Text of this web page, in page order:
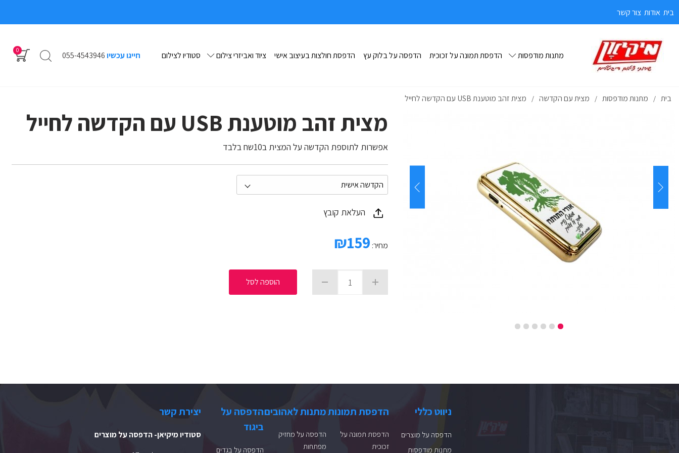
בית אודות צור קשר
מתנות מודפסות הדפסת תמונה על זכוכית הדפסה על בלוק עץ הדפסת חולצות בעיצוב אישי ציוד ואביזרי צילום סטודיו לצילום 0 חייגו עכשיו055-4543946
בית / מתנות מודפסות / מצית עם הקדשה / מצית זהב מוטענת USB עם הקדשה לחייל
מצית זהב מוטענת USB עם הקדשה לחייל
אפשרות לתוספת הקדשה על המצית ב10שח בלבד
העלאת קובץ
מחיר: ₪159
הוספה לסל
ניווט כללי
הדפסה על מוצרים
מתנות מודפסות
הדפסת תמונות
הדפסת תמונה על
זכוכית
מתנות לאהובים
הדפסה על מחזיק
מפתחות
הדפסה על
ביגוד
הדפסה על בגדים
יצירת קשר
סטודיו מיקיאן- הדפסה על מוצרים